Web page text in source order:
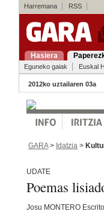
Harremana RSS
Hasiera
Eguneko gaiak Euskal
2012ko uztailaren 03a
GARA> Idatzia >
UDATE
Poemas
Josu MONTERO